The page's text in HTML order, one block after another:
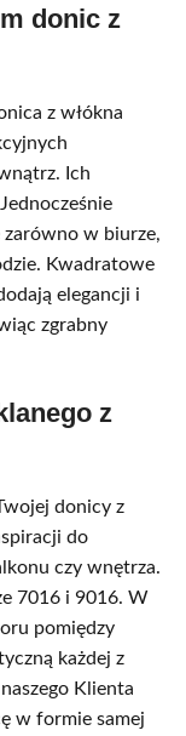
donic z
z włókna
Ich
w biurze,
Kwadratowe
elegancji i
zgrabny
z
donicy z
do
czy wnętrza.
7016 i 9016. W
pomiędzy
każdej z
Klienta
w formie samej